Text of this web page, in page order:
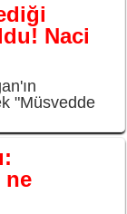
Naci
"Müsvedde
ne